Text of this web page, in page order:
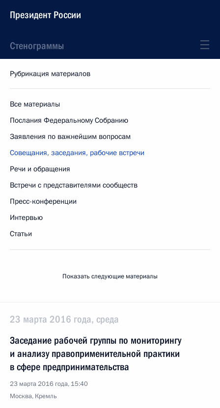
Президент России
Стенограммы
Рубрикация материалов
Все материалы
Послания Федеральному Собранию
Заявления по важнейшим вопросам
Совещания, заседания, рабочие встречи
Речи и обращения
Встречи с представителями сообществ
Пресс-конференции
Интервью
Статьи
Показать следующие материалы
23 марта 2016 года, среда
Заседание рабочей группы по мониторингу
и анализу правоприменительной практики
в сфере предпринимательства
23 марта 2016 года, 15:40
Москва, Кремль